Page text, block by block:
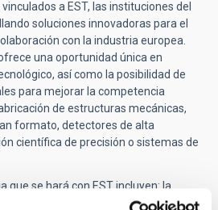
a EST, las instituciones del
soluciones innovadoras para el
con la industria europea.
una oportunidad única en
así como la posibilidad de
para mejorar la competencia
de estructuras mecánicas,
formato, detectores de alta
científica de precisión o sistemas de
que se hará con EST incluyen: la
los campos magnéticos solares,